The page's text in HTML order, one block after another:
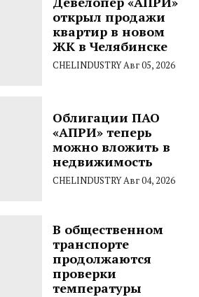
открыл продажи
квартир в новом
ЖК в Челябинске
CHELINDUSTRYАвг 05, 2026
Облигации ПАО
«АПРИ» теперь
можно вложить в
недвижимость
CHELINDUSTRYАвг 04, 2026
В общественном
транспорте
продолжаются
проверки
температуры